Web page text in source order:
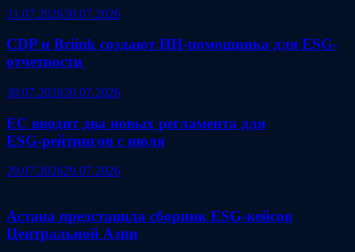
31.07.202630.07.2026
CDP и Briink создают ИИ‑помощника для ESG-
отчетности
30.07.202630.07.2026
ЕС вводит два новых регламента для
ESG‑рейтингов с июля
29.07.202629.07.2026
Астана представила сборник ESG‑кейсов
Центральной Азии